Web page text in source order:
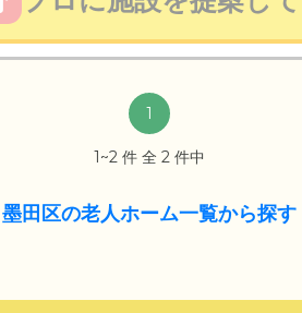
1
1~2 件 全 2 件中
墨田区の老人ホーム一覧から探す